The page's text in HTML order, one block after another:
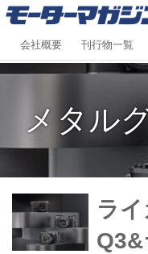
会社概要 刊行物一覧
メタル
ラ